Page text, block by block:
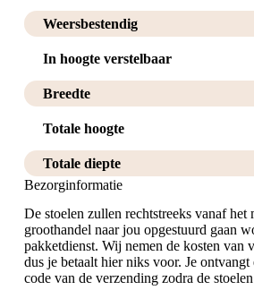
Weersbestendig
In hoogte verstelbaar
Breedte
Totale hoogte
Totale diepte
Bezorginformatie
De stoelen zullen rechtstreeks vanaf het
groothandel naar jou opgestuurd gaan
pakketdienst. Wij nemen de kosten van
dus je betaalt hier niks voor. Je
code van de verzending zodra de